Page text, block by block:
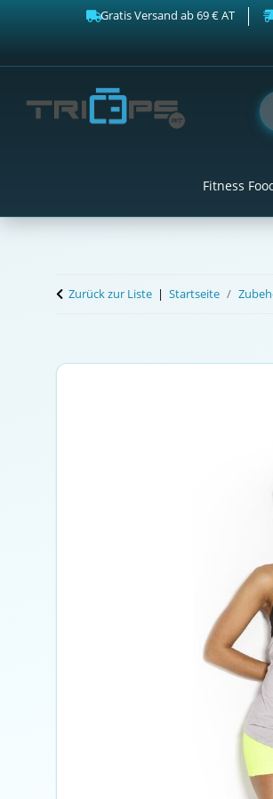
Gratis Versand ab 69 € AT
Fitness
Zurück zur Liste Startseite